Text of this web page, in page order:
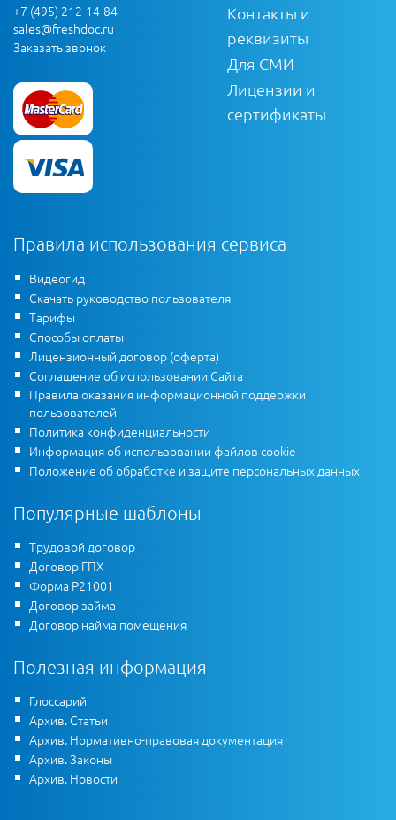
+7 (495) 212-14-84
sales@freshdoc.ru
Заказать звонок
Контакты и
реквизиты
Для СМИ
Лицензии и
сертификаты
Правила использования сервиса
Видеогид
Скачать руководство пользователя
Тарифы
Способы оплаты
Лицензионный договор (оферта)
Соглашение об использовании Сайта
Правила оказания информационной поддержки
пользователей
Политика конфиденциальности
Информация об использовании файлов cookie
Положение об обработке и защите персональных данных
Популярные шаблоны
Трудовой договор
Договор ГПХ
Форма Р21001
Договор займа
Договор найма помещения
Полезная информация
Глоссарий
Архив. Статьи
Архив. Нормативно-правовая документация
Архив. Законы
Архив. Новости